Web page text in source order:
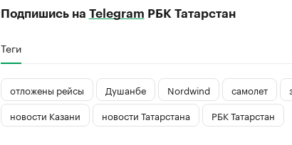
Подпишись на Telegram РБК Татарстан
Теги
отложены рейсы Душанбе Nordwind самолет
новости Казани
новости Татарстана РБК Татарстан